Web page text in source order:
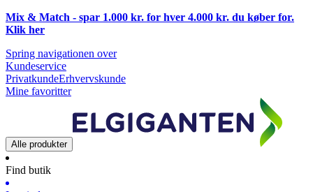
Mix & Match - spar 1.000 kr. for hver 4.000 kr. du køber for.
Klik her
Spring navigationen over
Kundeservice
PrivatkundeErhvervskunde
Mine favoritter
Alle produkter
Find butik